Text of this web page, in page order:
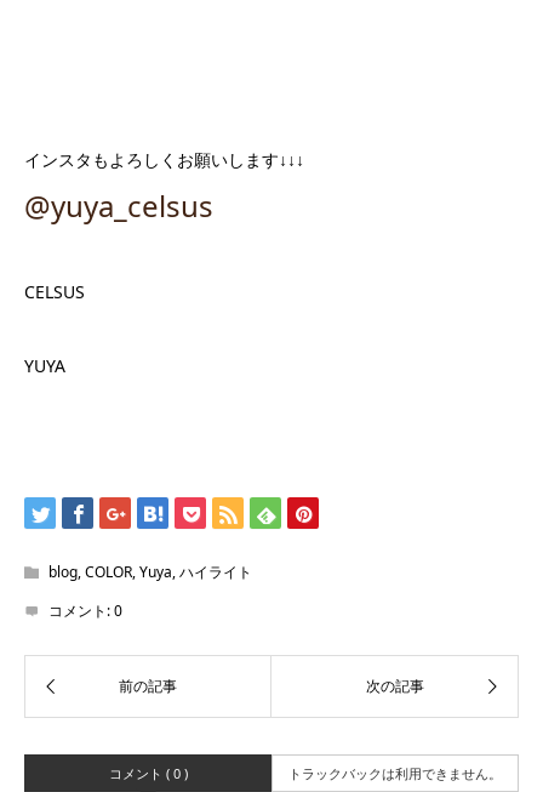
インスタもよろしくお願いします↓↓↓
@yuya_celsus
CELSUS
YUYA
blog,COLOR,Yuya,ハイライト
コメント:0
コメント ( 0 ) トラックバックは利用できません。